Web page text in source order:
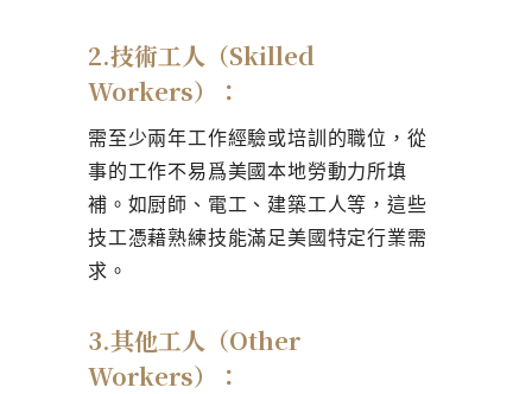
2.技術工人（Skilled
Workers）：
需至少兩年工作經驗或培訓的職位，從
事的工作不易爲美國本地勞動力所填
補。如厨師、電工、建築工人等，這些
技工憑藉熟練技能滿足美國特定行業需
求。
3.其他工人（Other
Workers）：